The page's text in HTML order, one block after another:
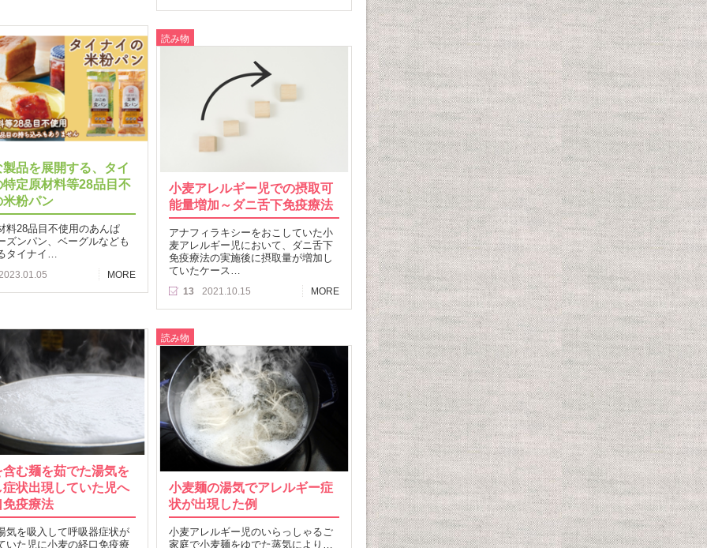
品を展開する、タイ
特定原材料等28品目不
米粉パン
料28品目不使用のあんぱ
ズンパン、ベーグルなども
タイナイ…
MORE
読み物
小麦アレルギー児での摂取可
能量増加～ダニ舌下免疫療法
アナフィラキシーをおこしていた小
麦アレルギー児において、ダニ舌下
免疫療法の実施後に摂取量が増加し
ていたケース…
13 2021.10.15 MORE
む麺を茹でた湯気を
症状出現していた児へ
免疫療法
気を吸入して呼吸器症状が
いた児に小麦の経口免疫療
読み物
小麦麺の湯気でアレルギー症
状が出現した例
小麦アレルギー児のいらっしゃるご
家庭で小麦麺をゆでた蒸気により…